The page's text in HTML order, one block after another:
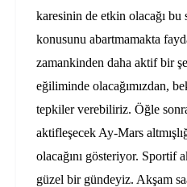
karesinin de etkin olacağı bu
konusunu abartmamakta
zamankinden daha aktif bir
eğiliminde olacağımızdan,
tepkiler verebiliriz. Öğle
aktifleşecek Ay-Mars
olacağını gösteriyor. Sportif
güzel bir gündeyiz. Akşam